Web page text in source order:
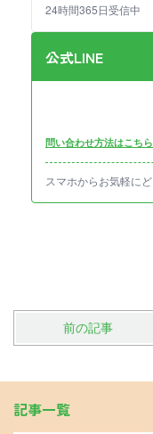
24時間365日受信中
公式LINE
問い合わせ方法はこちら
スマホからお気軽に
前の記事
記事一覧